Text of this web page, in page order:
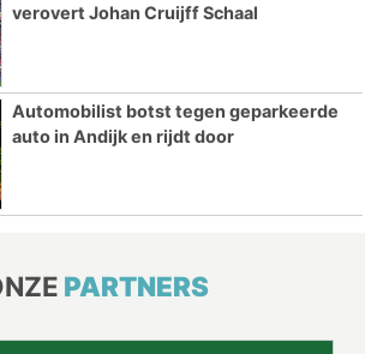
verovert Johan Cruijff Schaal
Automobilist botst tegen geparkeerde
auto in Andijk en rijdt door
PARTNERS